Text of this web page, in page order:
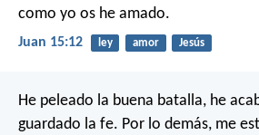
como yo os he amado.
Juan 15:12 ley amor Jesús
He peleado la buena batalla, he
guardado la fe. Por lo demás, me